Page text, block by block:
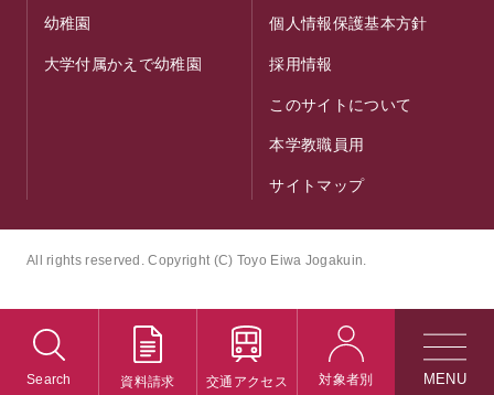
Search 資料請求 交通アクセス 対象者別
幼稚園
大学付属かえで幼稚園
個人情報保護基本方針
採用情報
このサイトについて
本学教職員用
サイトマップ
All rights reserved. Copyright (C) Toyo Eiwa Jogakuin.